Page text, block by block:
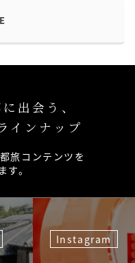
出会う、
インナップ
旅コンテンツを
す。
Instagram